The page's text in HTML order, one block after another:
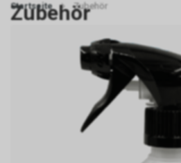
Startseite Zubehör
Zubehör